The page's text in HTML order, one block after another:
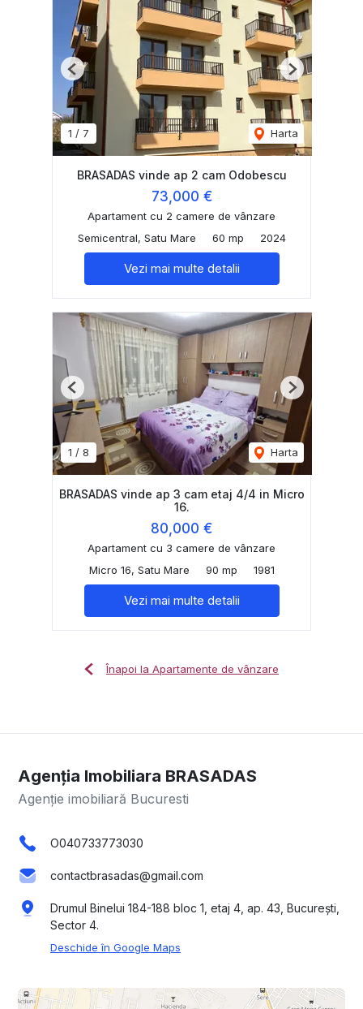
1 / 7 Harta
Previous Next
BRASADAS vinde ap 2 cam Odobescu
73,000 €
Apartament cu 2 camere de vânzare
Semicentral, Satu Mare
60 mp 2024
Vezi mai multe detalii
1 / 8 Harta
Previous Next
BRASADAS vinde ap 3 cam etaj 4/4 in Micro
16.
80,000 €
Apartament cu 3 camere de vânzare
Micro 16, Satu Mare
90 mp 1981
Vezi mai multe detalii
Înapoi la Apartamente de vânzare
Agenția Imobiliara BRASADAS
Agenție imobiliară Bucuresti
O040733773030
contactbrasadas@gmail.com
Drumul Binelui 184-188 bloc 1, etaj 4, ap. 43, București,
Sector 4.
Deschide în Google Maps